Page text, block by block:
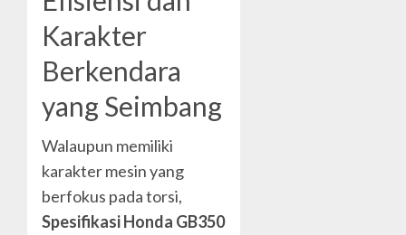
Karakter
Berkendara
yang Seimbang
Walaupun memiliki
karakter mesin yang
berfokus pada torsi,
Spesifikasi Honda GB350